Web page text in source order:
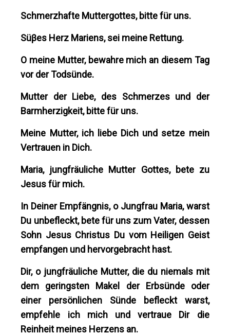
Schmerzhafte Muttergottes, bitte für uns.
Süβes Herz Mariens, sei meine Rettung.
O meine Mutter, bewahre mich an diesem Tag
vor der Todsünde.
Mutter der Liebe, des Schmerzes und der
Barmherzigkeit, bitte für uns.
Meine Mutter, ich liebe Dich und setze mein
Vertrauen in Dich.
Maria, jungfräuliche Mutter Gottes, bete zu
Jesus für mich.
In Deiner Empfängnis, o Jungfrau Maria, warst
Du unbefleckt, bete für uns zum Vater, dessen
Sohn Jesus Christus Du vom Heiligen Geist
empfangen und hervorgebracht hast.
Dir, o jungfräuliche Mutter, die du niemals mit
dem geringsten Makel der Erbsünde oder
einer persönlichen Sünde befleckt warst,
empfehle ich mich und vertraue Dir die
Reinheit meines Herzens an.